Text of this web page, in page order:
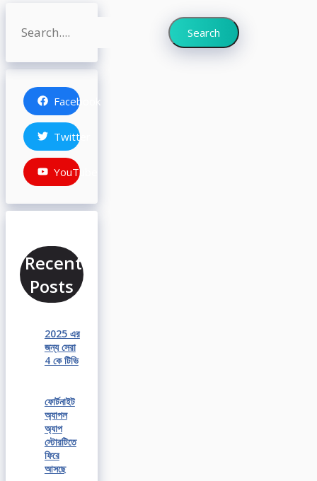
Search Search
Facebook
Twitter
YouTube
Recent
Posts
2025 এর
জন্য সেরা
4 কে টিভি
ফোর্টনাইট
অ্যাপল
অ্যাপ
স্টোরটিতে
ফিরে
আসছে